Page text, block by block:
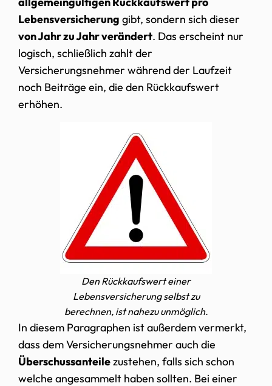
Lebensversicherung gibt, sondern sich dieser
von Jahr zu Jahr verändert. Das erscheint nur
logisch, schließlich zahlt der
Versicherungsnehmer während der Laufzeit
noch Beiträge ein, die den Rückkaufswert
erhöhen.
Den Rückkaufswert einer
Lebensversicherung selbst zu
berechnen, ist nahezu unmöglich.
In diesem Paragraphen ist außerdem vermerkt,
dass dem Versicherungsnehmer auch die
Überschussanteilezustehen, falls sich schon
welche angesammelt haben sollten. Bei einer